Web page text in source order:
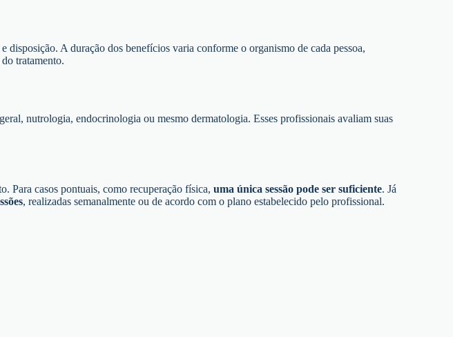
disposição. A duração dos benefícios varia conforme o organismo de cada pessoa,
tratamento.
nutrologia, endocrinologia ou mesmo dermatologia. Esses profissionais avaliam suas
Para casos pontuais, como recuperação física,uma única sessão pode ser suficiente. Já
, realizadas semanalmente ou de acordo com o plano estabelecido pelo profissional.